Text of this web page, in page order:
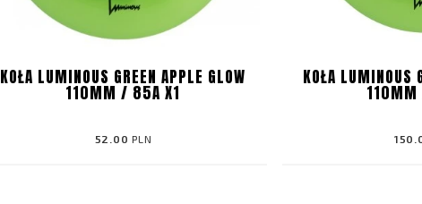
KOŁA LUMINOUS GREEN APPLE GLOW
110MM / 85A X1
52.00 PLN
KOŁA LUMINOUS